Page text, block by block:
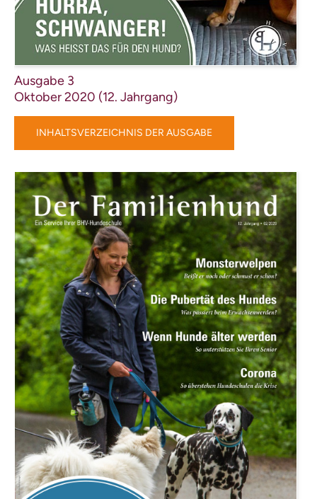
Ausgabe 3
Oktober 2020 (12. Jahrgang)
INHALTSVERZEICHNIS DER AUSGABE